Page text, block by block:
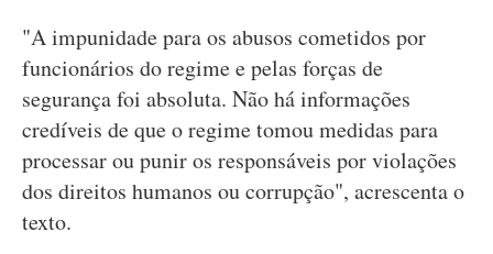
"A impunidade para os abusos cometidos por
funcionários do regime e pelas forças de
segurança foi absoluta. Não há informações
credíveis de que o regime tomou medidas para
processar ou punir os responsáveis por violações
dos direitos humanos ou corrupção", acrescenta o
texto.